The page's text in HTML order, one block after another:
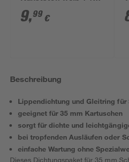
x 40/50 mm
9,99 €
Beschreibung
Lippendichtung und Gleitring für
geeignet für 35 mm Kartuschen
sorgt für dichte und
bei tropfenden Ausläufen oder
einfache Wartung ohne
Dieses Dichtungspaket für 35 mm